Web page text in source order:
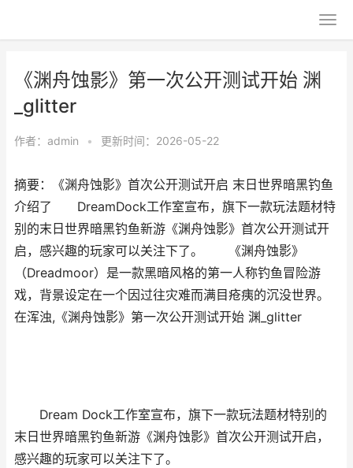
《渊舟蚀影》第一次公开测试开始 渊
_glitter
作者： admin • 更新时间：2026-05-22
摘要：《渊舟蚀影》首次公开测试开启 末日世界暗黑钓鱼
介绍了 DreamDock工作室宣布，旗下一款玩法题材特
别的末日世界暗黑钓鱼新游《渊舟蚀影》首次公开测试开
启，感兴趣的玩家可以关注下了。 《渊舟蚀影》
（Dreadmoor）是一款黑暗风格的第一人称钓鱼冒险游
戏，背景设定在一个因过往灾难而满目疮痍的沉没世界。
在浑浊,《渊舟蚀影》第一次公开测试开始 渊_glitter
Dream Dock工作室宣布，旗下一款玩法题材特别的
末日世界暗黑钓鱼新游《渊舟蚀影》首次公开测试开启，
感兴趣的玩家可以关注下了。